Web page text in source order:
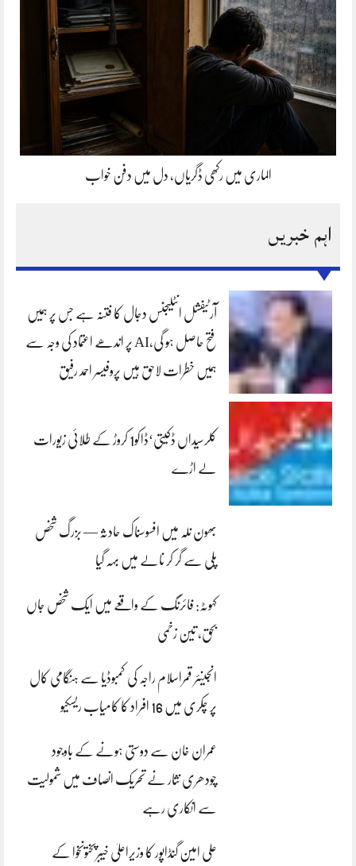
الماری میں رکھی ڈگریاں، دل میں دفن خواب
اہم خبریں
آرٹیفشل انٹلیجنس دجال کا فتنہ ہے جس پر ہمیں
فتح حاصل ہو گی،AI پر اندھے اعتماد کی وجہ سے
ہمیں خطرات لاحق ہیں پروفیسر احمد رفیق
کلرسیداں ڈکیتی‘ڈاکو1 کروڑ کے طلائی زیورات
لے اڑے
بھون نلہ میں افسوسناک حادثہ — بزرگ شخص
پلی سے گر کر نالے میں بہہ گیا
کہوٹہ: فائرنگ کے واقعے میں ایک شخص جاں
بحق، تین زخمی
انجینئر قمراسلام راجہ کی کمبوڈیا سے ہنگامی کال
پر چکری میں 16 افراد کا کامیاب ریسکیو
عمران خان سے دوستی ہونے کے باوجود
چودھری نثار نے تحریک انصاف میں شمولیت
سے انکاری رہے
علی امین گنڈاپور کا وزیراعلیٰ خیبرپختونخوا کے